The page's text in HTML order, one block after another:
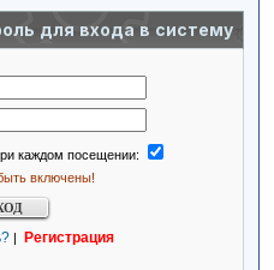
для входа в систему
каждом посещении:
включены!
| Регистрация